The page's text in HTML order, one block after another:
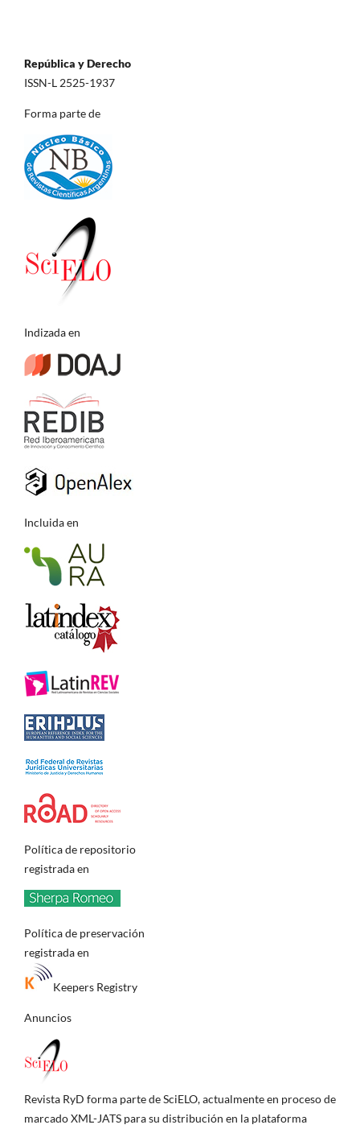
República y Derecho
ISSN-L 2525-1937
Forma parte de
Indizada en
Incluida en
Política de repositorio
registrada en
Política de preservación
registrada en
Keepers Registry
Anuncios
Revista RyD forma parte de SciELO, actualmente en proceso de
marcado XML-JATS para su distribución en la plataforma